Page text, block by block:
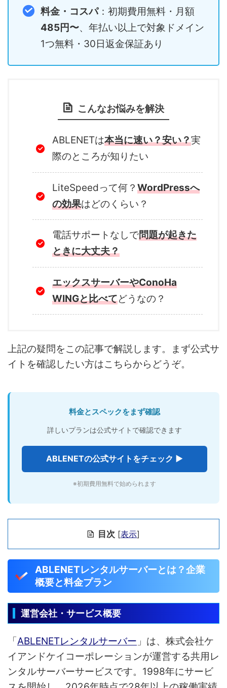
料金・コスパ：初期費用無料・月額
485円〜、年払い以上で対象ドメイン
1つ無料・30日返金保証あり
こんなお悩みを解決
ABLENETは本当に速い？安い？実
際のところが知りたい
LiteSpeedって何？ WordPressへ
の効果はどのくらい？
電話サポートなしで問題が起きた
ときに大丈夫？
エックスサーバーやConoHa
WINGと比べてどうなの？
上記の疑問をこの記事で解説します。まず公式サ
イトを確認したい方はこちらからどうぞ。
料金とスペックをまず確認
詳しいプランは公式サイトで確認できます
ABLENETの公式サイトをチェック ▶
※初期費用無料で始められます
目次 [表示]
ABLENETレンタルサーバーとは？企業
概要と料金プラン
運営会社・サービス概要
「ABLENETレンタルサーバー 」は、株式会社ケ
イアンドケイコーポレーションが運営する共用レ
ンタルサーバーサービスです。1998年にサービ